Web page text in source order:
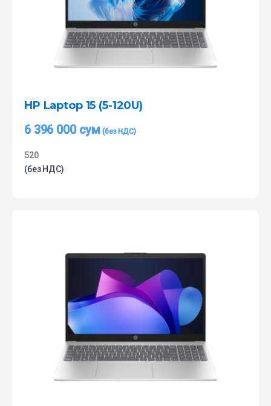
HP Laptop 15 (5-120U)
6 396 000 сум
520
(без НДС)